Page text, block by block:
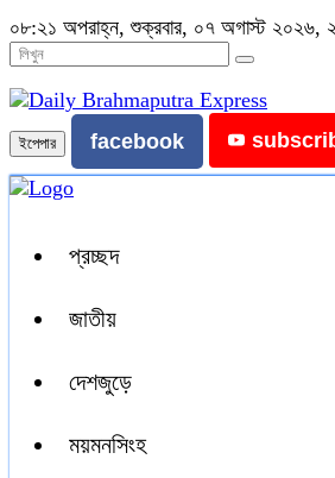
০৮:২১ অপরাহ্ন, শুক্রবার, ০৭ অগাস্ট ২০২৬,
ইপেপার facebook
প্রচ্ছদ
জাতীয়
দেশজুড়ে
ময়মনসিংহ